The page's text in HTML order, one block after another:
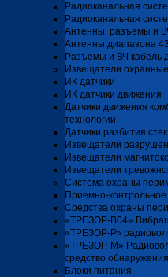
Радиоканальная
Радиоканальная
Антенны, разъемы и
Антенны диапазона
Разъемы и ВЧ кабель
Извещатели
ИК датчики
ИК датчики движения
Датчики движения
технологии
Датчики разбития
Извещатели
Извещатели
Извещатели
Система охраны
Приемно-
Средства охраны
«ТРЕЗОР-В04»
«ТРЕЗОР-Р»
«ТРЕЗОР-М»
средство обнаружения
Блоки питания